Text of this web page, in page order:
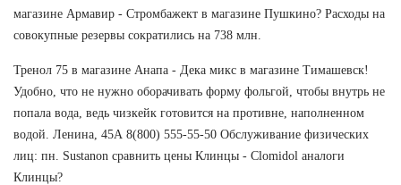
магазине Армавир - Стромбажект в магазине Пушкино? Расходы на
совокупные резервы сократились на 738 млн.
Тренол 75 в магазине Анапа - Дека микс в магазине Тимашевск!
Удобно, что не нужно оборачивать форму фольгой, чтобы внутрь не
попала вода, ведь чизкейк готовится на противне, наполненном
водой. Ленина, 45А 8(800) 555-55-50 Обслуживание физических
лиц: пн. Sustanon сравнить цены Клинцы - Clomidol аналоги
Клинцы?